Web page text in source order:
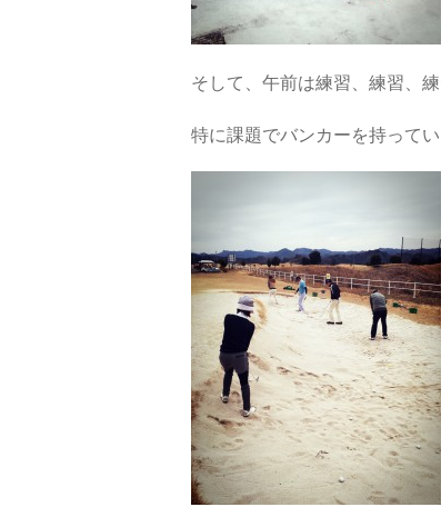
そして、午前は練習、練習、
特に課題でバンカーを持って